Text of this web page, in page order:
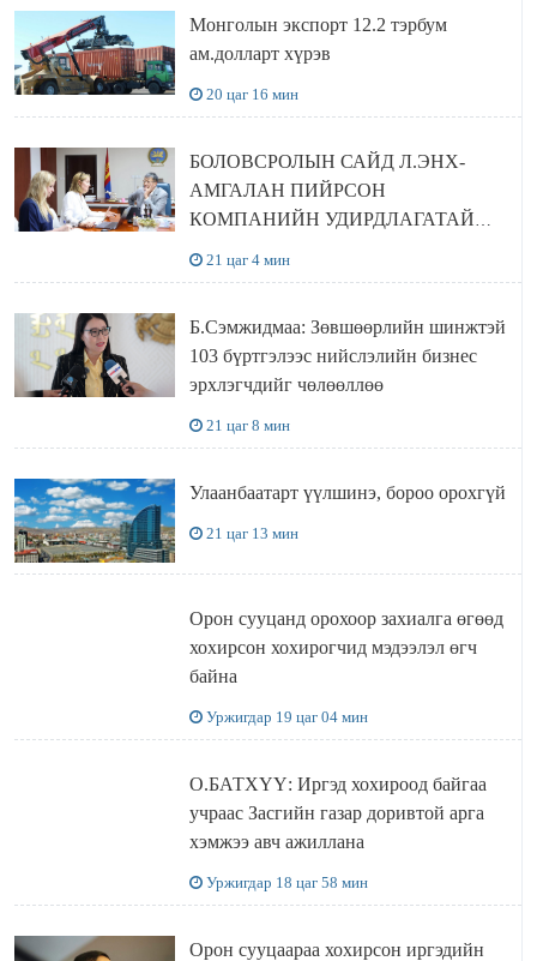
Монголын экспорт 12.2 тэрбум
ам.долларт хүрэв
20 цаг 16 мин
БОЛОВСРОЛЫН САЙД Л.ЭНХ-
АМГАЛАН ПИЙРСОН
КОМПАНИЙН УДИРДЛАГАТАЙ
21 цаг 4 мин
Б.Сэмжидмаа: Зөвшөөрлийн шинжтэй
103 бүртгэлээс нийслэлийн бизнес
эрхлэгчдийг чөлөөллөө
21 цаг 8 мин
Улаанбаатарт үүлшинэ, бороо орохгүй
21 цаг 13 мин
Орон сууцанд орохоор захиалга өгөөд
хохирсон хохирогчид мэдээлэл өгч
байна
Уржигдар 19 цаг 04 мин
О.БАТХҮҮ: Иргэд хохироод байгаа
учраас Засгийн газар доривтой арга
хэмжээ авч ажиллана
Уржигдар 18 цаг 58 мин
Орон сууцаараа хохирсон иргэдийн